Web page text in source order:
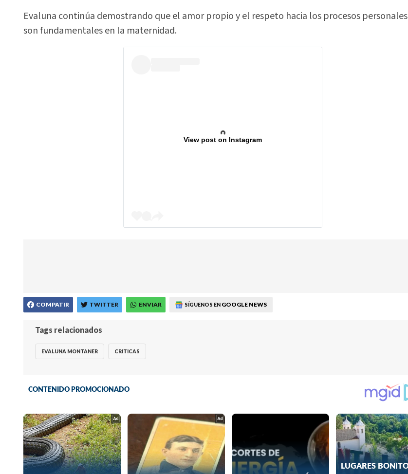
Evaluna continúa demostrando que el amor propio y el respeto hacia los procesos personales
son fundamentales en la maternidad.
View post on Instagram
COMPATIR TWITTER ENVIAR SÍGUENOS EN GOOGLE NEWS
Tags relacionados
EVALUNA MONTANER CRITICAS